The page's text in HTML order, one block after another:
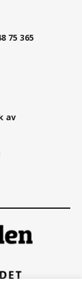
75 365
av